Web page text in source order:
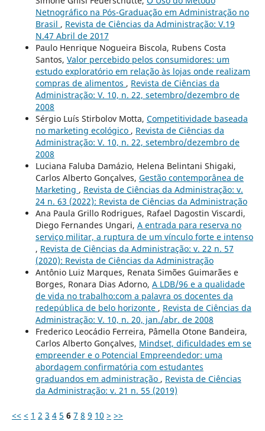
Netnográfico na Pós-Graduação em Administração no
Brasil , Revista de Ciências da Administração: V.19
N.47 Abril de 2017
Paulo Henrique Nogueira Biscola, Rubens Costa
Santos, Valor percebido pelos consumidores: um
estudo exploratório em relação às lojas onde realizam
compras de alimentos , Revista de Ciências da
Administração: V. 10, n. 22, setembro/dezembro de
2008
Sérgio Luís Stirbolov Motta, Competitividade baseada
no marketing ecológico , Revista de Ciências da
Administração: V. 10, n. 22, setembro/dezembro de
2008
Luciana Faluba Damázio, Helena Belintani Shigaki,
Carlos Alberto Gonçalves, Gestão contemporânea de
Marketing , Revista de Ciências da Administração: v.
24 n. 63 (2022): Revista de Ciências da Administração
Ana Paula Grillo Rodrigues, Rafael Dagostin Viscardi,
Diego Fernandes Ungari, A entrada para reserva no
serviço militar, a ruptura de um vínculo forte e intenso
, Revista de Ciências da Administração: v. 22 n. 57
(2020): Revista de Ciências da Administração
Antônio Luiz Marques, Renata Simões Guimarães e
Borges, Ronara Dias Adorno, A LDB/96 e a qualidade
de vida no trabalho:com a palavra os docentes da
redepública de belo horizonte , Revista de Ciências da
Administração: V. 10, n. 20, jan./abr. de 2008
Frederico Leocádio Ferreira, Pâmella Otone Bandeira,
Carlos Alberto Gonçalves, Mindset, dificuldades em se
empreender e o Potencial Empreendedor: uma
abordagem confirmatória com estudantes
graduandos em administração , Revista de Ciências
da Administração: v. 21 n. 55 (2019)
<< < 1 2 3 4 5 6 7 8 9 10 > >>